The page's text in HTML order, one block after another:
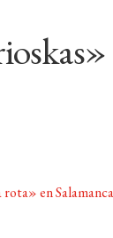
en Salamanca